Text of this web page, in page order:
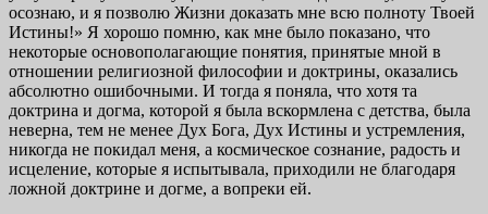
осознаю, и я позволю Жизни доказать мне всю полноту Твоей
Истины!» Я хорошо помню, как мне было показано, что
некоторые основополагающие понятия, принятые мной в
отношении религиозной философии и доктрины, оказались
абсолютно ошибочными. И тогда я поняла, что хотя та
доктрина и догма, которой я была вскормлена с детства, была
неверна, тем не менее Дух Бога, Дух Истины и устремления,
никогда не покидал меня, а космическое сознание, радость и
исцеление, которые я испытывала, приходили не благодаря
ложной доктрине и догме, а вопреки ей.